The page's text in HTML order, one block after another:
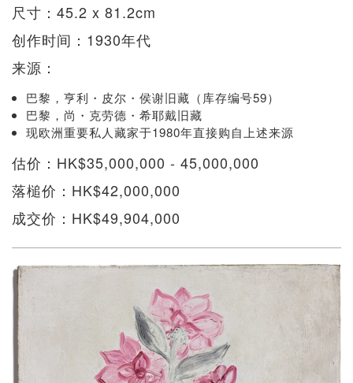
尺寸：45.2 x 81.2cm
创作时间：1930年代
来源：
巴黎，亨利・皮尔・侯谢旧藏（库存编号59）
巴黎，尚・克劳德・希耶戴旧藏
现欧洲重要私人藏家于1980年直接购自上述来源
估价：HK$35,000,000 - 45,000,000
落槌价：HK$42,000,000
成交价：HK$49,904,000